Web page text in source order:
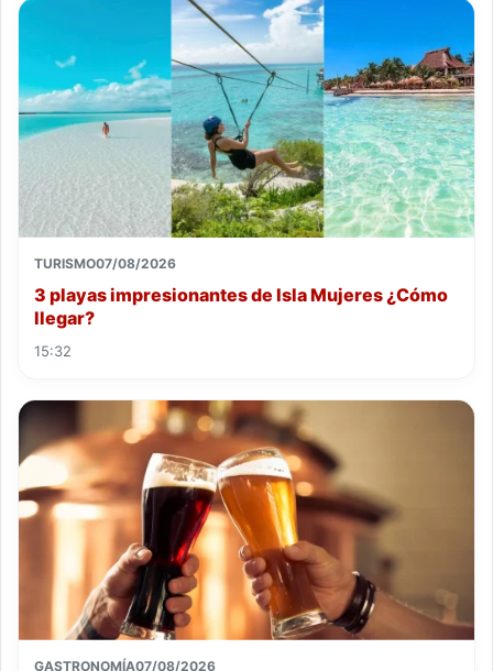
TURISMO07/08/2026
3 playas impresionantes de Isla Mujeres ¿Cómo
llegar?
15:32
GASTRONOMÍA07/08/2026